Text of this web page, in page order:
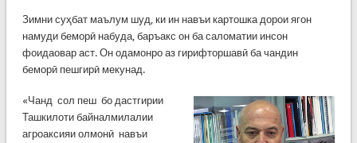
Зимни суҳбат маълум шуд, ки ин навъи картошка дорои ягон
намуди беморӣ набуда, баръакс он ба саломатии инсон
фоидаовар аст. Он одамонро аз гирифторшавӣ ба чандин
беморӣ пешгирӣ мекунад.
«Чанд сол пеш бо дастгирии
Ташкилоти байналмилалии
агроаксияи олмонӣ навъи